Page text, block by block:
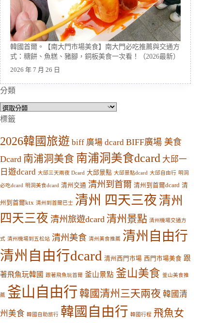
韓國首爾。【南大門市場美食】南大門必吃推薦與交通方
式：糖餅、魚糕、豬腳，銅板美食一次看！（2026最新）
2026 年 7 月 26 日
分類
分
類
標籤
2026韓國旅遊 biff 廣場 dcard BIFF廣場 美食
Dcard 南浦洞美食 南浦洞美食dcard 大邱一
日遊dcard 大邱三天兩夜 Dcard 大邱景點 大邱景點dcard 大邱自由行 明洞
必吃dcard 明洞美食dcard 清州交通 清州到首爾 清州到首爾dcard 清
州到首爾ktx 清州到首爾巴士 清州 四天三夜 清州
四天三夜 清州旅遊dcard 清州景點 清州機場交通方
式 清州機場到五松站 清州美食 清州美食推薦 清州自由行
清州自由行dcard 清州西門市場 西門市場美食 跟
著飛魚玩韓國 跟著飛魚玩首爾 釜山景點 釜山美食 釜山美食推
薦 釜山自由行 韓國清州三天兩夜 韓國清
州美食 韓國自助旅行 韓國自由行 韓國行程 飛魚女